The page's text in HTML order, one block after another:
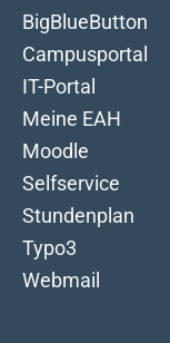
BigBlueButton
Campusportal
IT-Portal
Meine EAH
Moodle
Selfservice
Stundenplan
Typo3
Webmail